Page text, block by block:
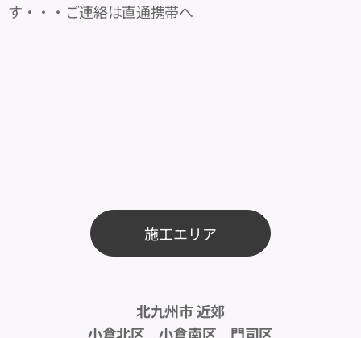
す・・・ご連絡は直通携帯へ
施工エリア
北九州市 近郊
小倉北区 小倉南区 門司区